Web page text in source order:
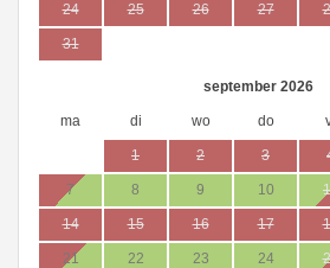
24 25 26 27
31
september 2026
ma di wo do
1 2 3
7 8 9 10
14 15 16 17
21 22 23 24